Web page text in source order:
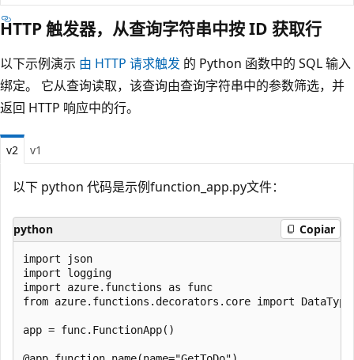
HTTP 触发器，从查询字符串中按 ID 获取行
以下示例演示 由 HTTP 请求触发 的 Python 函数中的 SQL 输入
绑定。 它从查询读取，该查询由查询字符串中的参数筛选，并
返回 HTTP 响应中的行。
v2 v1
以下 python 代码是示例function_app.py文件：
python Copiar
import json
import logging
import azure.functions as func
from azure.functions.decorators.core import DataType
app = func.FunctionApp()